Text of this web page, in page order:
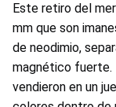
Este retiro del
mm que son
de neodimio,
magnético fuerte.
vendieron en un